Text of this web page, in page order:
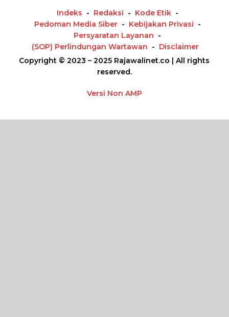
Indeks Redaksi
Kode Etik
Pedoman Media Siber
Kebijakan Privasi
Persyaratan Layanan
(SOP) Perlindungan Wartawan
Disclaimer
Copyright © 2023 – 2025 Rajawalinet.co | All rights
reserved.
Versi Non AMP